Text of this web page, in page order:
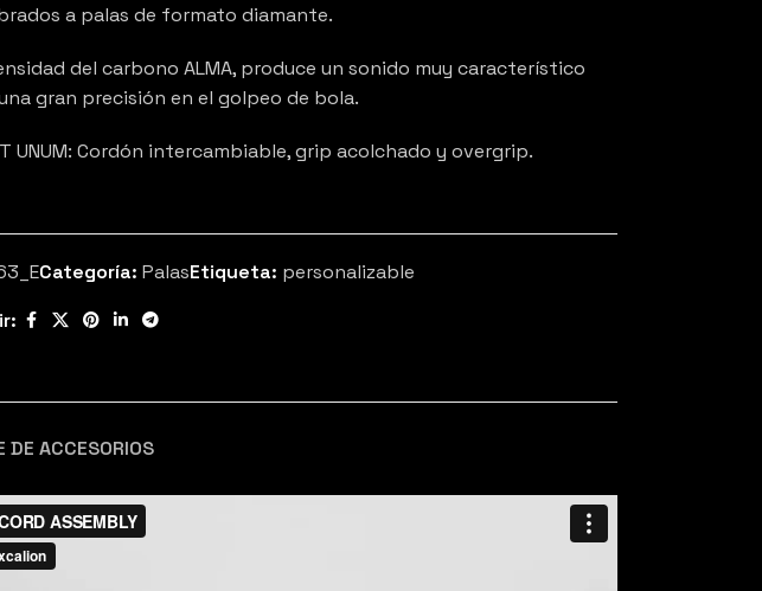
a palas de formato diamante.
del carbono ALMA, produce un sonido muy característico
gran precisión en el golpeo de bola.
UNUM: Cordón intercambiable, grip acolchado y overgrip.
Categoría: PalasEtiqueta: personalizable
DE ACCESORIOS